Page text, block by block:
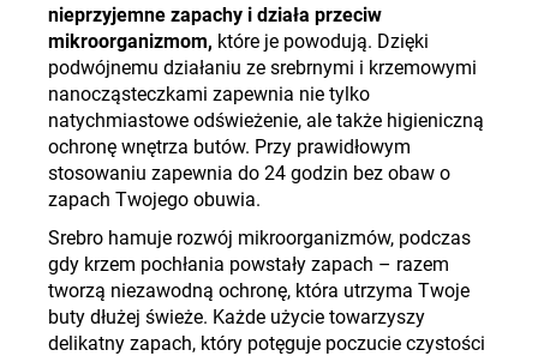
nieprzyjemne zapachy i działa przeciw
mikroorganizmom, które je powodują. Dzięki
podwójnemu działaniu ze srebrnymi i krzemowymi
nanocząsteczkami zapewnia nie tylko
natychmiastowe odświeżenie, ale także higieniczną
ochronę wnętrza butów. Przy prawidłowym
stosowaniu zapewnia do 24 godzin bez obaw o
zapach Twojego obuwia.
Srebro hamuje rozwój mikroorganizmów, podczas
gdy krzem pochłania powstały zapach – razem
tworzą niezawodną ochronę, która utrzyma Twoje
buty dłużej świeże. Każde użycie towarzyszy
delikatny zapach, który potęguje poczucie czystości